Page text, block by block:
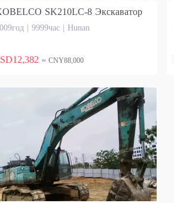
SK210LC-8 Экскаватор
| 9999час | Hunan
≈ CNY88,000